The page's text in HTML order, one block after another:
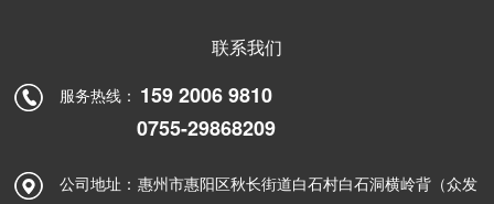
联系我们
服务热线： 159 2006 9810
0755-29868209
公司地址： 惠州市惠阳区秋长街道白石村白石洞横岭背（众发